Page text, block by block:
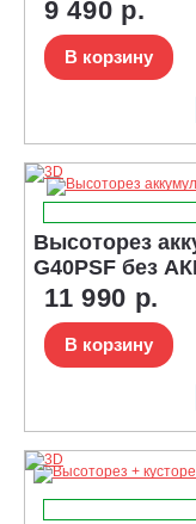
9 490 р.
В корзину
Высоторез
G40PSF без
11 990 р.
В корзину